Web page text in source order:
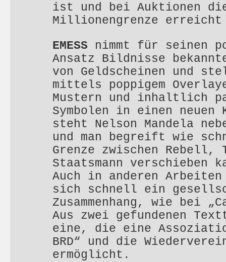
ist und bei Auktionen
Millionengrenze
EMESS nimmt für seinen
Ansatz Bildnisse
von Geldscheinen und
mittels poppigem
Mustern und inhaltlich
Symbolen in einen neuen
steht Nelson Mandela
und man begreift wie
Grenze zwischen Rebell,
Staatsmann verschieben
Auch in anderen
sich schnell ein
Zusammenhang, wie bei
Aus zwei gefundenen
eine, die eine
BRD“ und die
ermöglicht.